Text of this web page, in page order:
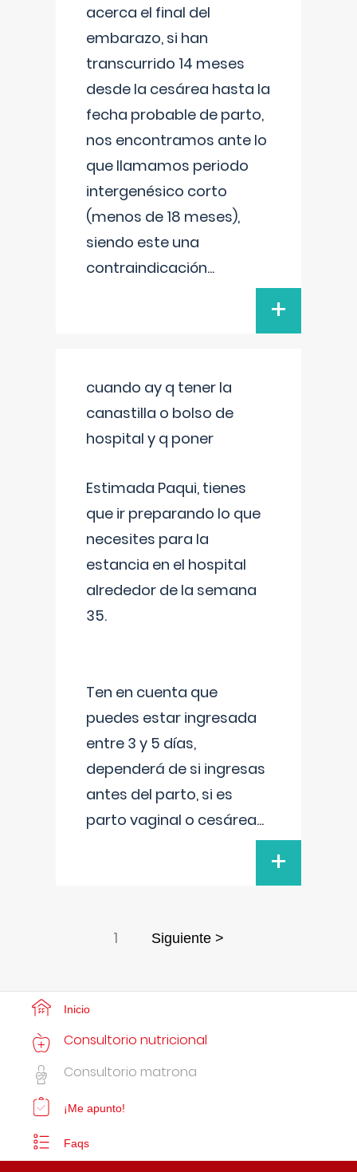
acerca el final del
embarazo, si han
transcurrido 14 meses
desde la cesárea hasta la
fecha probable de parto,
nos encontramos ante lo
que llamamos periodo
intergenésico corto
(menos de 18 meses),
siendo este una
contraindicación...
+
cuando ay q tener la
canastilla o bolso de
hospital y q poner
Estimada Paqui, tienes
que ir preparando lo que
necesites para la
estancia en el hospital
alrededor de la semana
35.
Ten en cuenta que
puedes estar ingresada
entre 3 y 5 días,
dependerá de si ingresas
antes del parto, si es
parto vaginal o cesárea...
+
1 Siguiente >
Inicio
Consultorio nutricional
Consultorio matrona
¡Me apunto!
Faqs